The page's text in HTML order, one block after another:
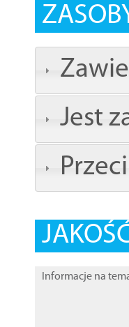
Jest
Informacje na